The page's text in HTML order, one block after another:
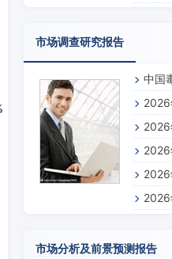
市场调查研究报告
中国
2026
2026
2026
2026
2026
市场分析及前景预测报告